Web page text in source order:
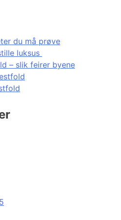
du må prøve
luksus
– slik feirer byene